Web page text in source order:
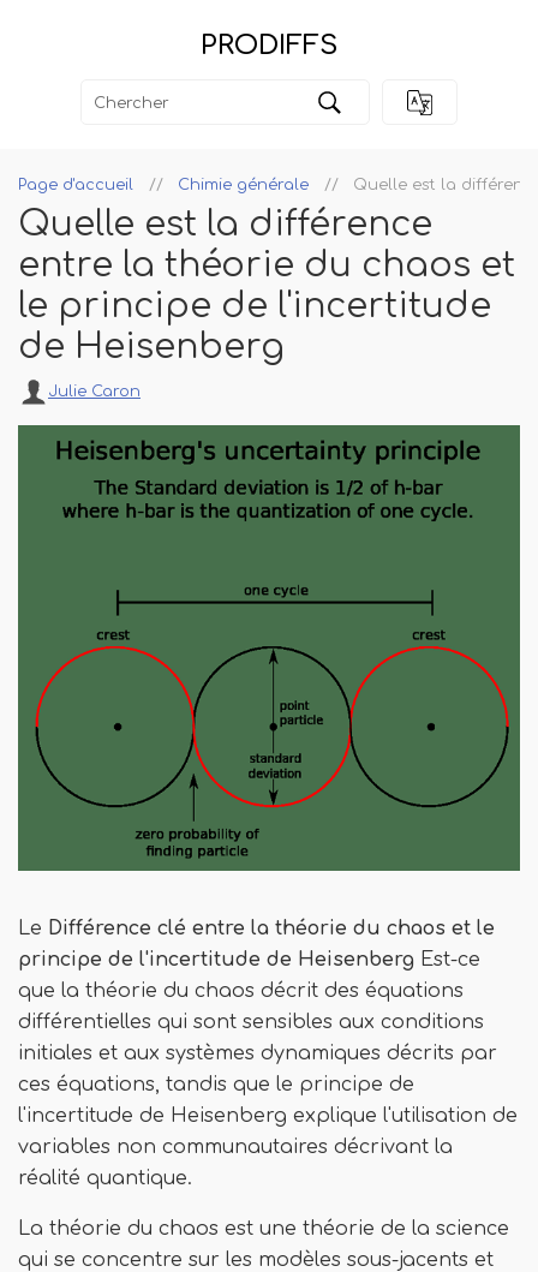
PRODIFFS
Page d'accueil Chimie générale Quelle est la
Quelle est la différence
entre la théorie du chaos et
le principe de l'incertitude
de Heisenberg
Julie Caron
Le Différence clé entre la théorie du chaos et le
principe de l'incertitude de Heisenberg Est-ce
que la théorie du chaos décrit des équations
différentielles qui sont sensibles aux conditions
initiales et aux systèmes dynamiques décrits par
ces équations, tandis que le principe de
l'incertitude de Heisenberg explique l'utilisation de
variables non communautaires décrivant la
réalité quantique.
La théorie du chaos est une théorie de la science
qui se concentre sur les modèles sous-jacents et